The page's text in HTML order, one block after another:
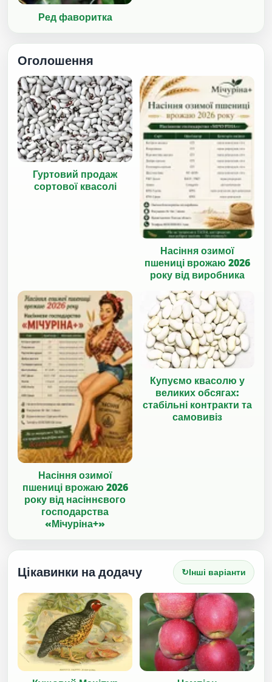
Ред фаворитка
Оголошення
Гуртовий продаж
сортової квасолі
Насіння озимої
пшениці врожаю 2026
року від виробника
Насіння озимої
пшениці врожаю 2026
року від насіннєвого
господарства
«Мічуріна+»
Купуємо квасолю у
великих обсягах:
стабільні контракти та
самовивіз
Цікавинки на додачу ↻Інші варіанти